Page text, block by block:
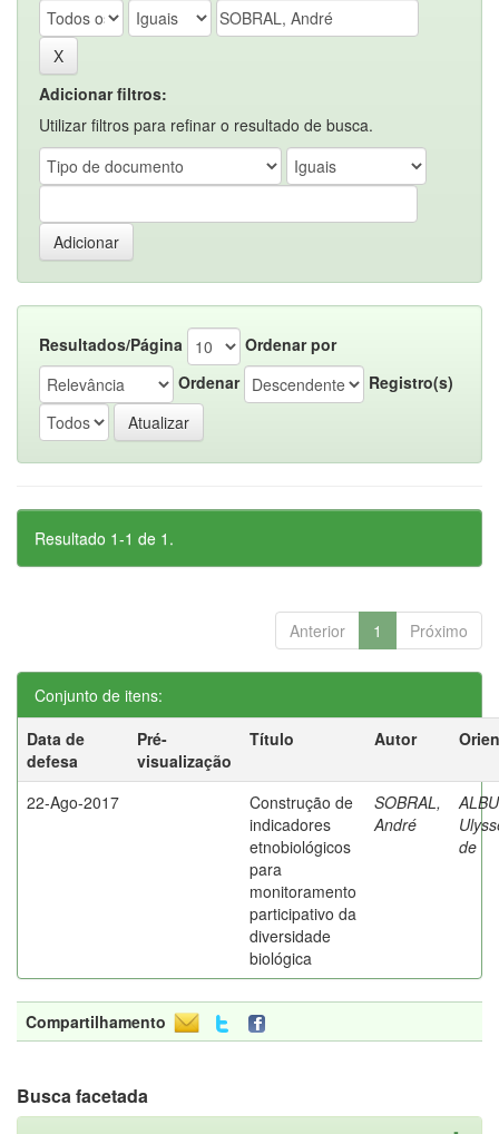
Adicionar filtros:
Utilizar filtros para refinar o resultado de busca.
Resultados/Página
Ordenar por
Ordenar
Registro(s)
Resultado 1-1 de 1.
Anterior 1 Próximo
Conjunto de itens:
Data de
defesa
Pré-
visualização
Título Autor
22-Ago-2017
Construção de
indicadores
etnobiológicos
para
monitoramento
participativo da
diversidade
biológica
SOBRAL,
André
de
Compartilhamento
Busca facetada